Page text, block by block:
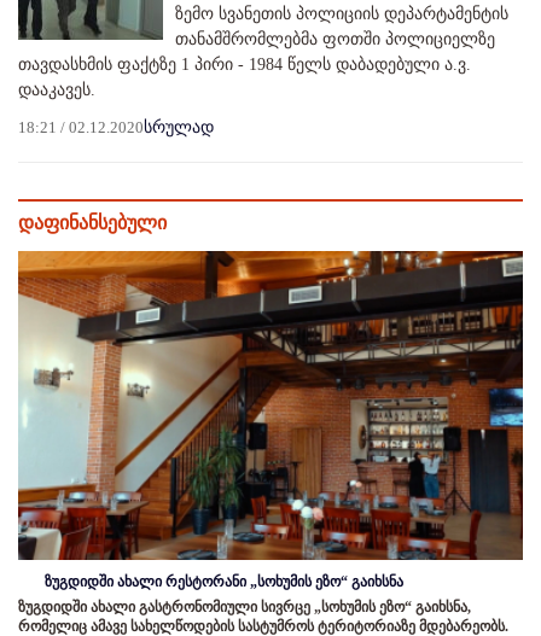
ზემო სვანეთის პოლიციის დეპარტამენტის
თანამშრომლებმა ფოთში პოლიციელზე
თავდასხმის ფაქტზე 1 პირი - 1984 წელს დაბადებული ა.ვ.
დააკავეს.
18:21 / 02.12.2020სრულად
დაფინანსებული
ზუგდიდში ახალი რესტორანი „სოხუმის ეზო“ გაიხსნა
ზუგდიდში ახალი გასტრონომიული სივრცე „სოხუმის ეზო“ გაიხსნა,
რომელიც ამავე სახელწოდების სასტუმროს ტერიტორიაზე მდებარეობს.